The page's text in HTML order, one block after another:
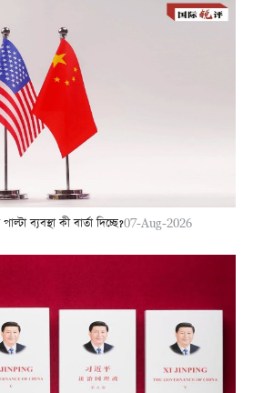
ব্যবস্থা কী বার্তা দিচ্ছে?07-Aug-2026